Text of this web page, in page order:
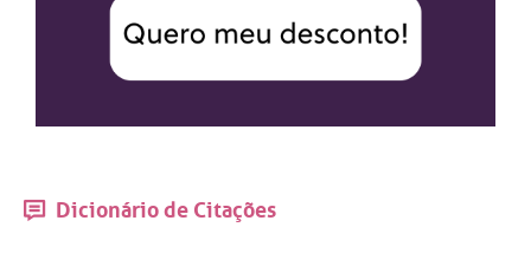
Dicionário de Citações